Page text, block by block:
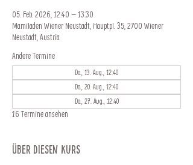
05. Feb. 2026, 12:40 – 13:30
Mamiladen Wiener Neustadt, Hauptpl. 35, 2700 Wiener
Neustadt, Austria
Andere Termine
Do., 13. Aug., 12:40
Do., 20. Aug., 12:40
Do., 27. Aug., 12:40
16 Termine ansehen
Über diesen Kurs